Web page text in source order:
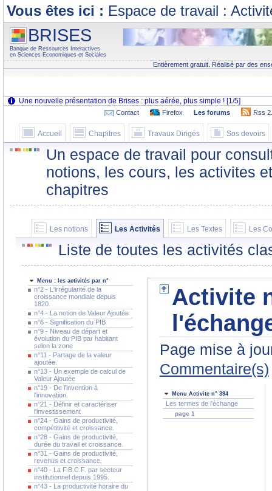
Vous êtes ici : Espace de travail :
BRISES
Banque de Ressources Interactives
en Sciences Economiques et Sociales
Entièrement gratuit. Réalisé par des
Contact Firefox Les forums Rss
Accueil Chapitres Travaux Dirigés Sos devoirs
Un espace de travail pour
notions, les cours, les activites
chapitres
Les notions Les Activités Les Textes Les
Liste de toutes les activités
Menu : les activités par n°
n°2 - L'irrégularité de la
croissance mondiale depuis
1820.
n°4 - La notion de Valeur Ajoutée
n°6 - Signification du PIB
n°9 - Niveau de départ et
évolution du PIB par habitant
selon la zone
n°11 - Partage de la valeur
ajoutée.
n°13 - Un exemple de calcul de
Valeur Ajoutée
n°19 - De l'invention à
l'innovation.
n°21 - Définir et caractériser
l'investissement
n°24 - Gains de productivité,
compétitivité et croissance.
n°28 - Gains de productivité,
durée du travail et croissance.
n°31 - Gains de productivité,
revenus et croissance.
n°40 - La F.B.C.F. par secteur
institutionnel depuis 1995.
n°43 - La productivité horaire du
Activite
Page mise à
Commentaire(s)
Menu Activite n° 394
Les termes de l'échange
page 1